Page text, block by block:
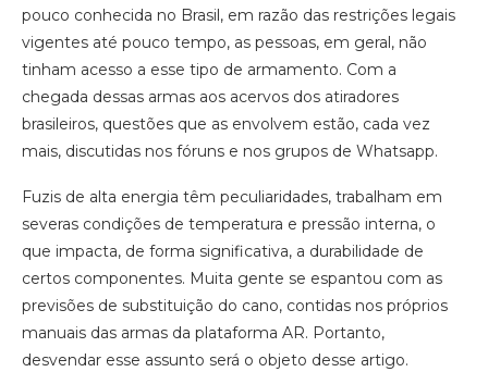
pouco conhecida no Brasil, em razão das restrições legais
vigentes até pouco tempo, as pessoas, em geral, não
tinham acesso a esse tipo de armamento. Com a
chegada dessas armas aos acervos dos atiradores
brasileiros, questões que as envolvem estão, cada vez
mais, discutidas nos fóruns e nos grupos de Whatsapp.
Fuzis de alta energia têm peculiaridades, trabalham em
severas condições de temperatura e pressão interna, o
que impacta, de forma significativa, a durabilidade de
certos componentes. Muita gente se espantou com as
previsões de substituição do cano, contidas nos próprios
manuais das armas da plataforma AR. Portanto,
desvendar esse assunto será o objeto desse artigo.